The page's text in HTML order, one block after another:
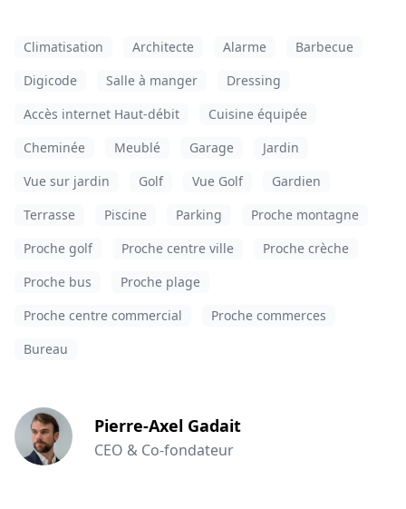
Climatisation Architecte Alarme
Barbecue
Digicode
Salle à manger
Dressing
Accès internet Haut-débit
Cuisine équipée
Cheminée
Meublé Garage
Jardin
Vue sur jardin
Golf Vue Golf
Gardien
Terrasse
Piscine Parking
Proche montagne
Proche golf
Proche centre ville
Proche crèche
Proche bus
Proche plage
Proche centre commercial
Proche commerces
Bureau
Pierre-Axel Gadait
CEO & Co-fondateur